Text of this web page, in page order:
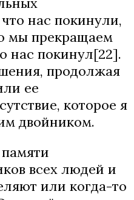
нас покинули,
мы прекращаем
нас покинул[22].
продолжая
ее
которое я
двойником.
всех людей и
или когда-то